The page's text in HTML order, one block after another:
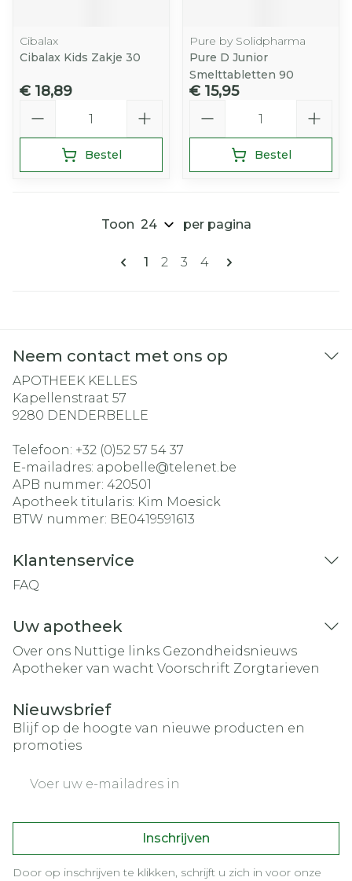
Cibalax
Cibalax Kids Zakje 30
€ 18,89
Bestel
Pure by Solidpharma
Pure D Junior
Smelttabletten 90
€ 15,95
Bestel
Pagina's
U lees momenteel pagina
1 Pagina
2 Pagina
3 Pagina
4
Toon per pagina
Neem contact met ons op
APOTHEEK KELLES
Kapellenstraat 57
9280 DENDERBELLE
Telefoon: +32 (0)52 57 54 37
E-mailadres: apobelle@telenet.be
APB nummer: 420501
Apotheek titularis: Kim Moesick
BTW nummer: BE0419591613
Klantenservice
FAQ
Uw apotheek
Over ons Nuttige links Gezondheidsnieuws
Apotheker van wacht Voorschrift Zorgtarieven
Nieuwsbrief
Blijf op de hoogte van nieuwe producten en
promoties
Inschrijven
Door op inschrijven te klikken, schrijft u zich in voor onze